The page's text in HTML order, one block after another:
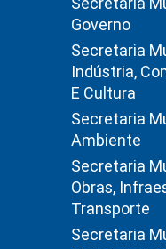
Governo
Secretaria
Indústria,
E Cultura
Secretaria
Ambiente
Secretaria
Obras,
Transporte
Secretaria